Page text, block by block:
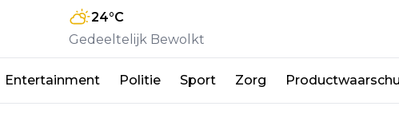
24°C
Gedeeltelijk Bewolkt
Entertainment Politie Sport Zorg